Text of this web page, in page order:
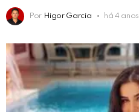
Por Higor Garcia há 4 anos